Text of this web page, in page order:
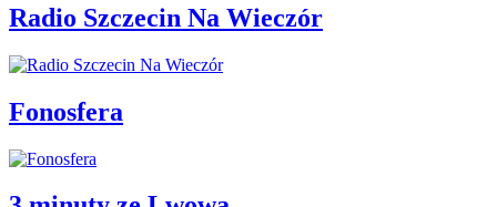
Radio Szczecin Na Wieczór
Fonosfera